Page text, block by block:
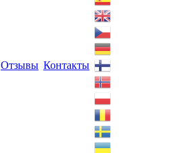
Отзывы Контакты